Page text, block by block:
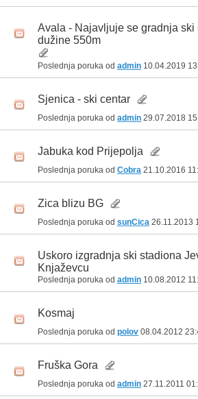
Avala - Najavljuje se gradnja ski
dužine 550m
Poslednja poruka od admin 10.04.2019
Sjenica - ski centar
Poslednja poruka od admin 29.07.2018
Jabuka kod Prijepolja
Poslednja poruka od Cobra 21.10.2016
Zica blizu BG
Poslednja poruka od sunCica 26.11.2013
Uskoro izgradnja ski stadiona
Knjaževcu
Poslednja poruka od admin 10.08.2012
Kosmaj
Poslednja poruka od polov 08.04.2012
Fruška Gora
Poslednja poruka od admin 27.11.2011